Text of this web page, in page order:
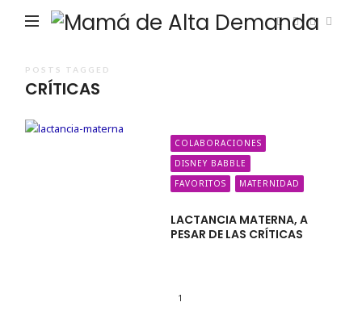
POSTS TAGGED
CRÍTICAS
COLABORACIONES
DISNEY BABBLE
FAVORITOS
MATERNIDAD
LACTANCIA MATERNA, A
PESAR DE LAS CRÍTICAS
1